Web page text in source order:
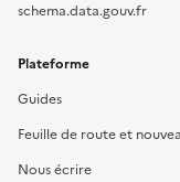
schema.data.gouv.fr
Plateforme
Guides
Feuille de route et
Nous écrire